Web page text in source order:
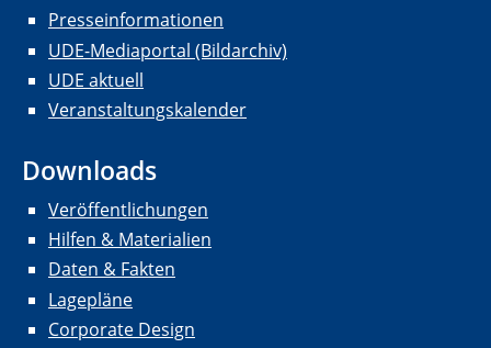
Presseinformationen
UDE-Mediaportal (Bildarchiv)
UDE aktuell
Veranstaltungskalender
Downloads
Veröffentlichungen
Hilfen & Materialien
Daten & Fakten
Lagepläne
Corporate Design